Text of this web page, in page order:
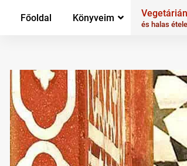
Főoldal Könyveim
és halas